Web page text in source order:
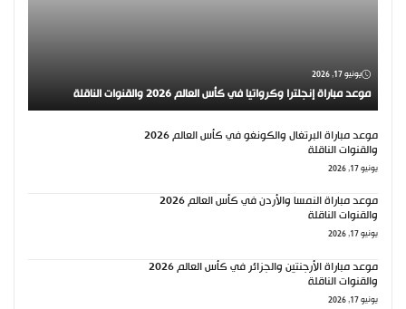
يونيو 17, 2026
موعد مباراة إنجلترا وكرواتيا في كأس العالم 2026 والقنوات الناقلة
موعد مباراة البرتغال والكونغو في كأس العالم 2026
والقنوات الناقلة
يونيو 17, 2026
موعد مباراة النمسا والأردن في كأس العالم 2026
والقنوات الناقلة
يونيو 17, 2026
موعد مباراة الأرجنتين والجزائر في كأس العالم 2026
والقنوات الناقلة
يونيو 17, 2026